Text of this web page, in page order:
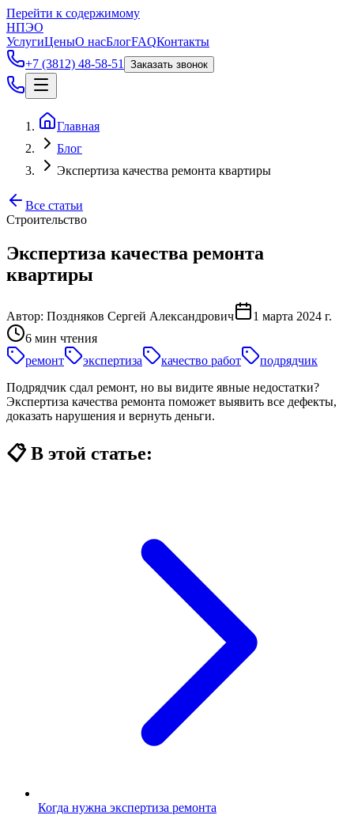
Перейти к содержимому
НПЭО
УслугиЦеныО насБлогFAQКонтакты
+7 (3812) 48-58-51
Заказать звонок
Главная
Блог
Экспертиза качества ремонта квартиры
Все статьи
Строительство
Экспертиза качества ремонта
квартиры
Автор: Поздняков Сергей Александрович
1 марта 2024 г.
6 мин чтения
ремонт
экспертиза качество работ
подрядчик
Подрядчик сдал ремонт, но вы видите явные недостатки?
Экспертиза качества ремонта поможет выявить все дефекты,
доказать нарушения и вернуть деньги.
📋 В этой статье:
Когда нужна экспертиза ремонта